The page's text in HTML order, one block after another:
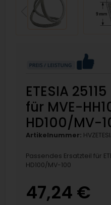
ETESIA
für MVE-
HD100/MV-
Artikelnummer:
Passendes Ersatzteil für
HD100/MV-100
47,24 €